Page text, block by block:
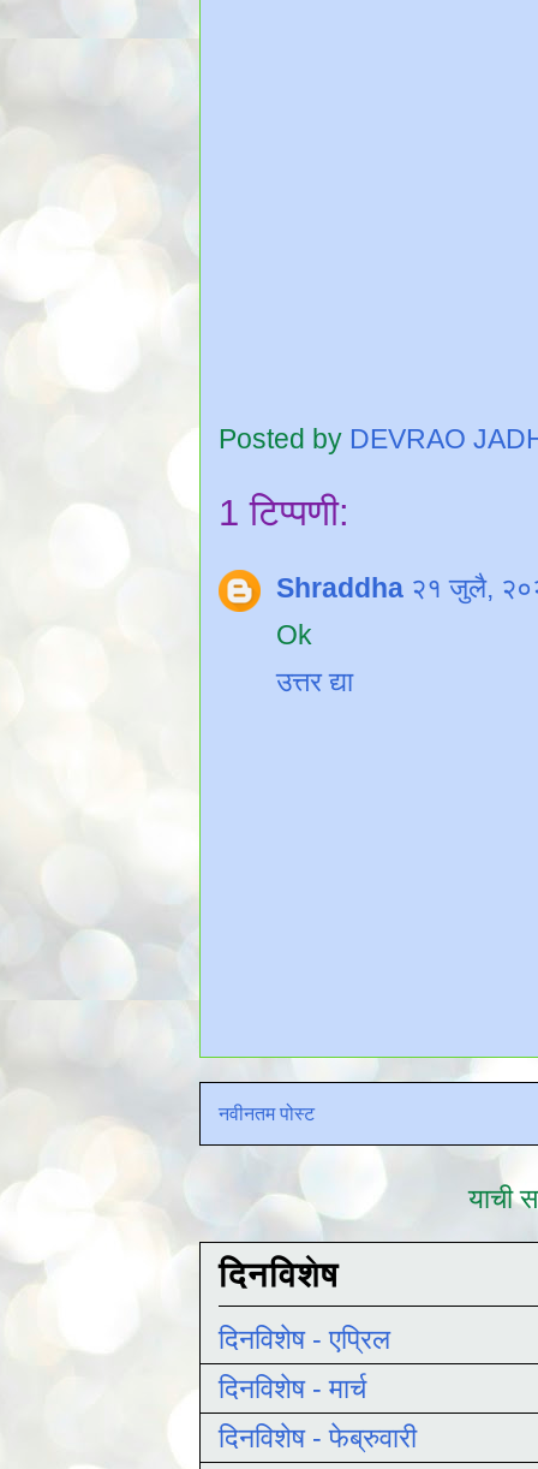
Posted by DEVRAO
1 टिप्पणी:
Shraddha २१ जुलै,
Ok
उत्तर द्या
नवीनतम पोस्ट
याची
दिनविशेष
दिनविशेष - एप्रिल
दिनविशेष - मार्च
दिनविशेष - फेब्रुवारी